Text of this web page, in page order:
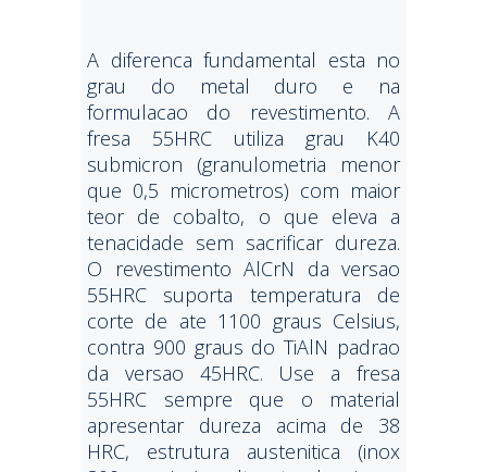
A diferenca fundamental esta no
grau do metal duro e na
formulacao do revestimento. A
fresa 55HRC utiliza grau K40
submicron (granulometria menor
que 0,5 micrometros) com maior
teor de cobalto, o que eleva a
tenacidade sem sacrificar dureza.
O revestimento AlCrN da versao
55HRC suporta temperatura de
corte de ate 1100 graus Celsius,
contra 900 graus do TiAlN padrao
da versao 45HRC. Use a fresa
55HRC sempre que o material
apresentar dureza acima de 38
HRC, estrutura austenitica (inox